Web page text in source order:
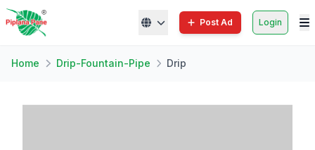
Post Ad Login
Home Drip-Fountain-Pipe Drip